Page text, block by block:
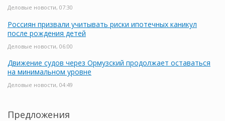
Деловые новости, 07:30
Россиян призвали учитывать риски ипотечных каникул
после рождения детей
Деловые новости, 06:00
Движение судов через Ормузский продолжает оставаться
на минимальном уровне
Деловые новости, 04:49
Предложения